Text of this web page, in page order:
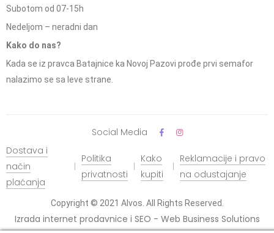
Subotom od 07-15h
Nedeljom – neradni dan
Kako do nas?
Kada se iz pravca Batajnice ka Novoj Pazovi prođe prvi semafor
nalazimo se sa leve strane.
Copyright © 2021 Alvos. All Rights Reserved.
Izrada internet prodavnice i SEO - Web Business Solutions
Dostava i
način
plaćanja
Politika
privatnosti
Kako
kupiti
Reklamacije i pravo
na odustajanje
Social Media